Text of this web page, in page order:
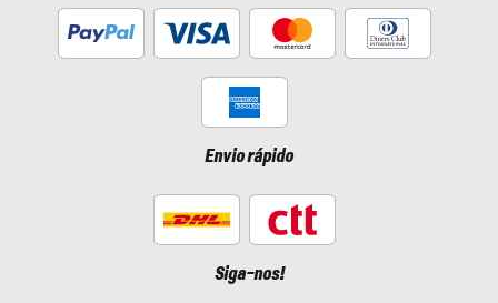
Envio rápido
Siga-nos!